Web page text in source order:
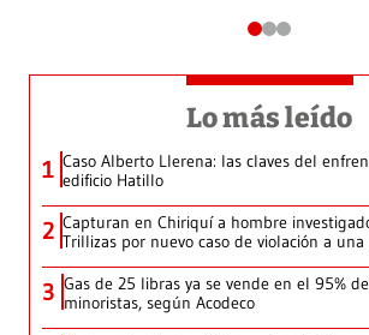
Lo más leído
1 Caso Alberto Llerena: las claves del
edificio Hatillo
2 Capturan en Chiriquí a hombre
Trillizas por nuevo caso de violación a
3 Gas de 25 libras ya se vende en el 95%
minoristas, según Acodeco